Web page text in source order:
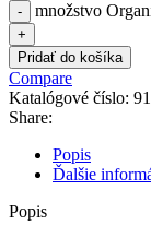
množstvo
Pridať do košíka
Compare
Katalógové číslo:
Share:
Popis
Ďalšie
Popis